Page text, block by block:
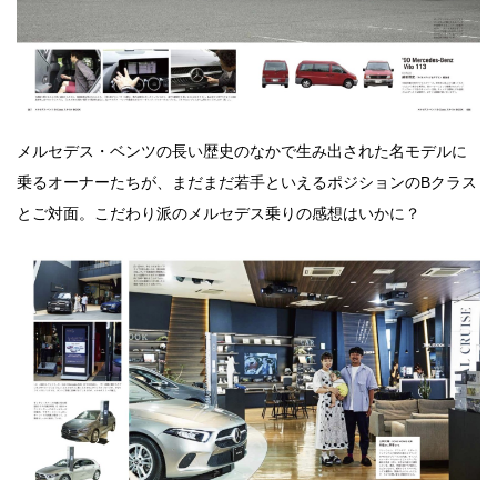
メルセデス・ベンツの長い歴史のなかで生み出された名モデルに
乗るオーナーたちが、まだまだ若手といえるポジションのBクラス
とご対面。こだわり派のメルセデス乗りの感想はいかに？